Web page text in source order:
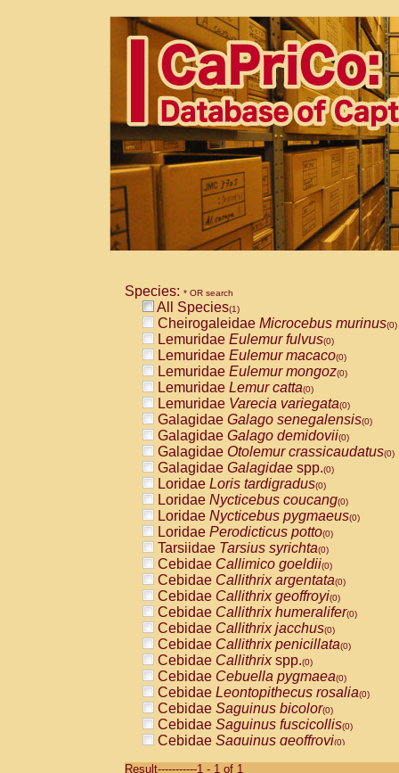
Species: * OR search
All Species(1)
Cheirogaleidae Microcebus murinus(0)
Lemuridae Eulemur fulvus(0)
Lemuridae Eulemur macaco(0)
Lemuridae Eulemur mongoz(0)
Lemuridae Lemur catta(0)
Lemuridae Varecia variegata(0)
Galagidae Galago senegalensis(0)
Galagidae Galago demidovii(0)
Galagidae Otolemur crassicaudatus(0)
Galagidae Galagidae spp.(0)
Loridae Loris tardigradus(0)
Loridae Nycticebus coucang(0)
Loridae Nycticebus pygmaeus(0)
Loridae Perodicticus potto(0)
Tarsiidae Tarsius syrichta(0)
Cebidae Callimico goeldii(0)
Cebidae Callithrix argentata(0)
Cebidae Callithrix geoffroyi(0)
Cebidae Callithrix humeralifer(0)
Cebidae Callithrix jacchus(0)
Cebidae Callithrix penicillata(0)
Cebidae Callithrixspp.(0)
Cebidae Cebuella pygmaea(0)
Cebidae Leontopithecus rosalia(0)
Cebidae Saguinus bicolor(0)
Cebidae Saguinus fuscicollis(0)
Cebidae Saguinus geoffroyi(0)
Result-----------1 - 1 of 1